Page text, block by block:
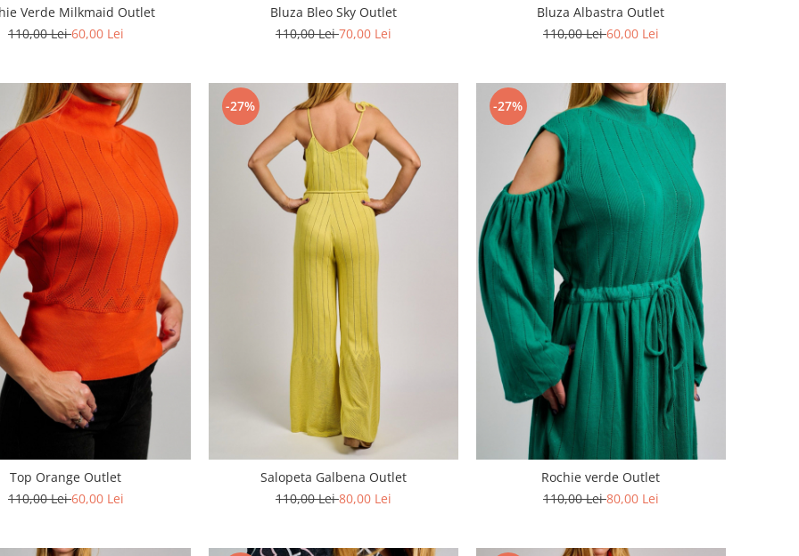
Verde Milkmaid Outlet
110,00 Lei60,00 Lei
Bluza Bleo Sky Outlet
110,00 Lei70,00 Lei
Bluza Albastra Outlet
110,00 Lei60,00 Lei
Top Orange Outlet
110,00 Lei60,00 Lei
-27%
Salopeta Galbena Outlet
110,00 Lei80,00 Lei
-27%
Rochie verde Outlet
110,00 Lei80,00 Lei